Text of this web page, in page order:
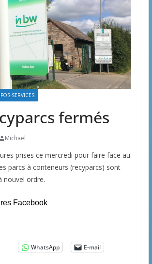
SERVICES
fermés
Michaël
prises ce mercredi pour faire face au
parcs à conteneurs (recyparcs) sont
nouvel ordre.
Facebook
WhatsApp
E-mail